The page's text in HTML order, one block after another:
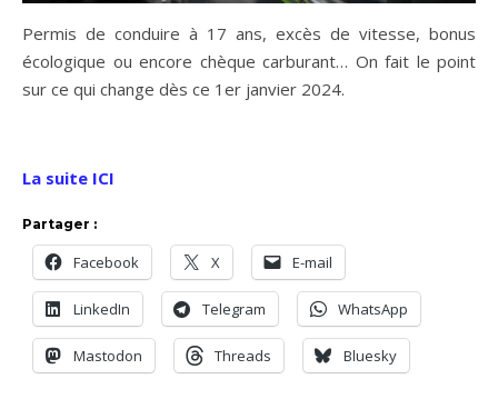
Permis de conduire à 17 ans, excès de vitesse, bonus
écologique ou encore chèque carburant… On fait le point
sur ce qui change dès ce 1er janvier 2024.
La suite ICI
Partager :
Facebook X E-mail
LinkedIn Telegram WhatsApp
Mastodon Threads Bluesky